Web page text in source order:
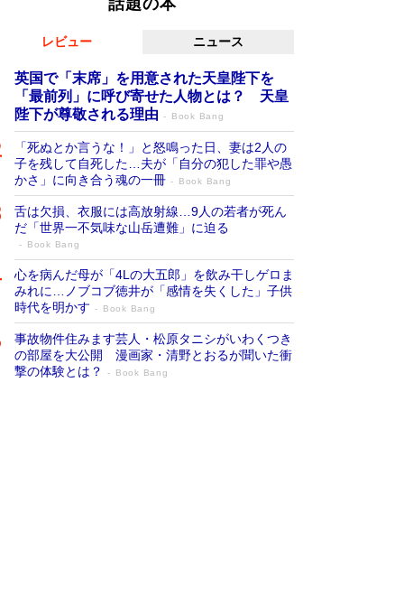
話題の本
レビュー ニュース
英国で「末席」を用意された天皇陛下を
「最前列」に呼び寄せた人物とは？ 天皇
陛下が尊敬される理由
Book Bang
「死ぬとか言うな！」と怒鳴った日、妻は2人の
子を残して自死した…夫が「自分の犯した罪や愚
かさ」に向き合う魂の一冊
Book Bang
舌は欠損、衣服には高放射線…9人の若者が死ん
だ「世界一不気味な山岳遭難」に迫る
Book Bang
心を病んだ母が「4Lの大五郎」を飲み干しゲロま
みれに…ノブコブ徳井が「感情を失くした」子供
時代を明かす
Book Bang
事故物件住みます芸人・松原タニシがいわくつき
の部屋を大公開 漫画家・清野とおるが聞いた衝
撃の体験とは？
Book Bang